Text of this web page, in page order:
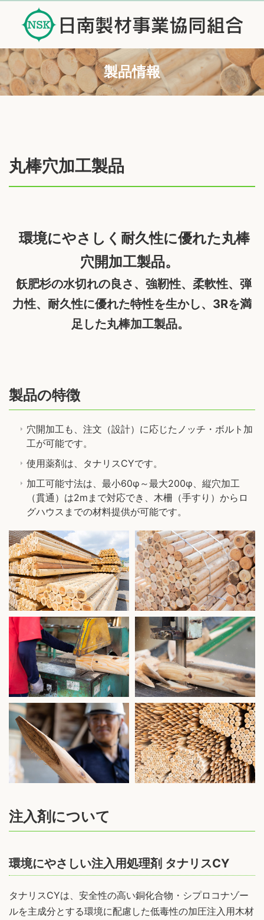
製品情報
丸棒穴加工製品
環境にやさしく耐久性に優れた丸棒
穴開加工製品。
飫肥杉の水切れの良さ、強靭性、柔軟性、弾
力性、耐久性に優れた特性を生かし、3Rを満
足した丸棒加工製品。
製品の特徴
穴開加工も、注文（設計）に応じたノッチ・ボルト加
工が可能です。
使用薬剤は、タナリスCYです。
加工可能寸法は、最小60φ～最大200φ、縦穴加工
（貫通）は2mまで対応でき、木柵（手すり）からロ
グハウスまでの材料提供が可能です。
注入剤について
環境にやさしい注入用処理剤 タナリスCY
タナリスCYは、安全性の高い銅化合物・シプロコナゾー
ルを主成分とする環境に配慮した低毒性の加圧注入用木材